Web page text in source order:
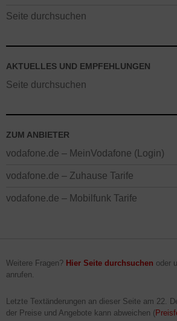
Seite durchsuchen
AKTUELLES UND EMPFEHLUNGEN
Seite durchsuchen
ZUM ANBIETER
vodafone.de – MeinVodafone (Login)
vodafone.de – Zuhause Tarife
vodafone.de – Mobilfunk Tarife
Weitere Fragen? Hier Seite durchsuchen oder
anrufen.
Letzte Textänderungen an dieser Seite am 22.
der Preise und Angebote kann abweichen (